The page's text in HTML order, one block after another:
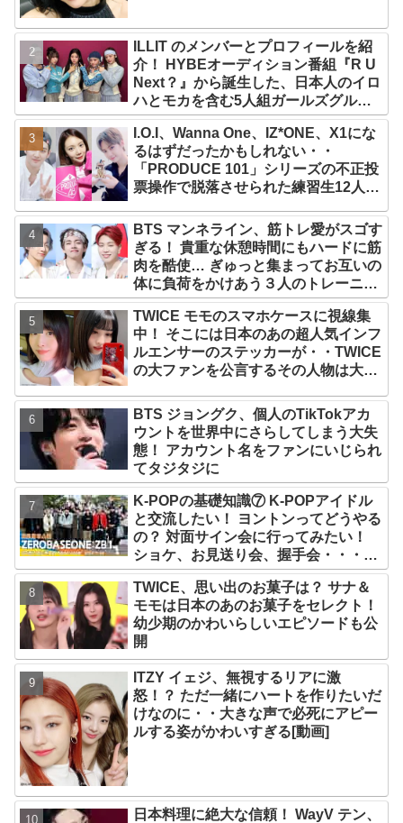
ILLIT のメンバーとプロフィールを紹
介！ HYBEオーディション番組『R U
Next？』から誕生した、日本人のイロ
ハとモカを含む5人組ガールズグルー
プ！ デビュー曲「Magnetic」がいき
なりの大ヒット
I.O.I、Wanna One、IZ*ONE、X1にな
るはずだったかもしれない・・
「PRODUCE 101」シリーズの不正投
票操作で脱落させられた練習生12人の
BTS マンネライン、筋トレ愛がスゴす
ぎる！ 貴重な休憩時間にもハードに筋
肉を酷使… ぎゅっと集まってお互いの
体に負荷をかけあう３人のトレーニン
グ風景がかわいすぎるとファンくぎづ
け
TWICE モモのスマホケースに視線集
中！ そこには日本のあの超人気インフ
ルエンサーのステッカーが・・TWICE
の大ファンを公言するその人物は大よ
と話題沸騰
BTS ジョングク、個人のTikTokアカ
ウントを世界中にさらしてしまう大失
態！ アカウント名をファンにいじられ
てタジタジに
K-POPの基礎知識⑦ K-POPアイドル
と交流したい！ ヨントンってどうやる
の？ 対面サイン会に行ってみたい！
ショケ、お見送り会、握手会・・・リ
リースイベントあれこれを紹介
TWICE、思い出のお菓子は？ サナ＆
モモは日本のあのお菓子をセレクト！
幼少期のかわいらしいエピソードも公
開
ITZY イェジ、無視するリアに激
怒！？ ただ一緒にハートを作りたいだ
けなのに・・大きな声で必死にアピー
ルする姿がかわいすぎる[動画]
日本料理に絶大な信頼！ WayV テン、